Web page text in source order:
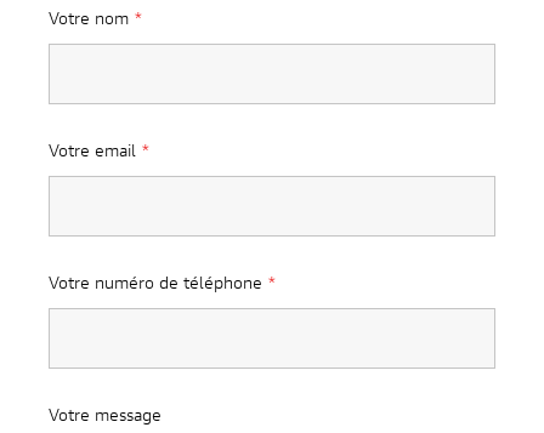
Votre nom *
Votre email *
Votre numéro de téléphone *
Votre message
En partageant
votre
lorsque vous
augmentez les